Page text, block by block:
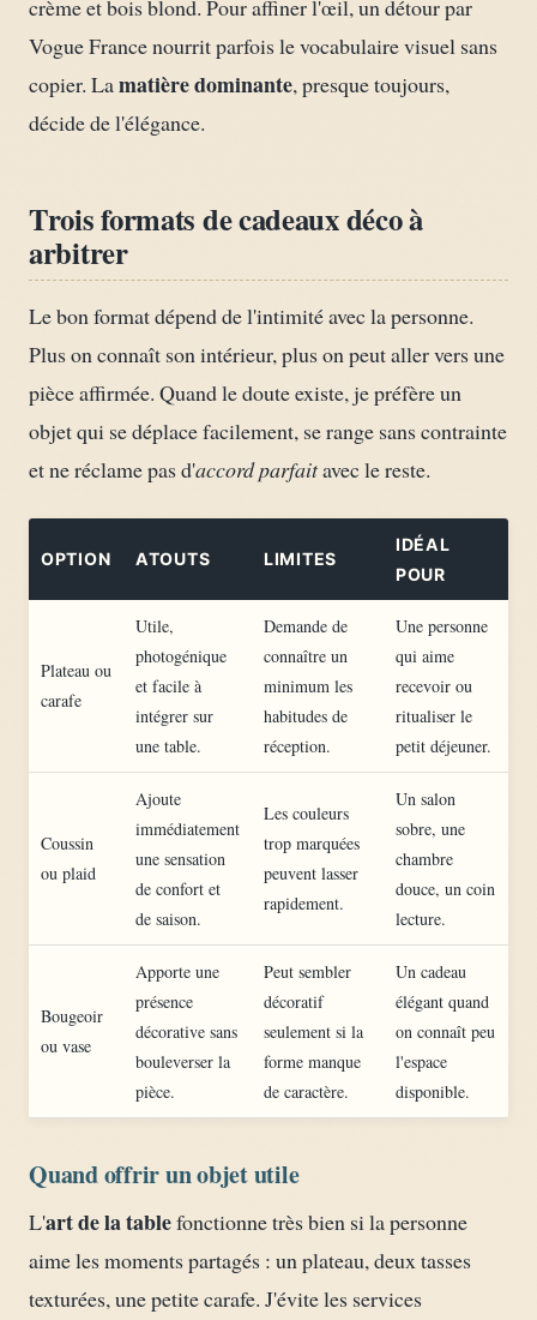
crème et bois blond. Pour affiner l'œil, un détour par
Vogue France nourrit parfois le vocabulaire visuel sans
copier. Lamatière dominante, presque toujours,
décide de l'élégance.
Trois formats de cadeaux déco à
arbitrer
Le bon format dépend de l'intimité avec la personne.
Plus on connaît son intérieur, plus on peut aller vers une
pièce affirmée. Quand le doute existe, je préfère un
objet qui se déplace facilement, se range sans contrainte
et ne réclame pas d'accord parfaitavec le reste.
OPTION ATOUTS LIMITES
IDÉAL
POUR
Plateau ou
carafe
Utile,
photogénique
et facile à
intégrer sur
une table.
Demande de
connaître un
minimum les
habitudes de
réception.
Une personne
qui aime
recevoir ou
ritualiser le
petit déjeuner.
Coussin
ou plaid
Ajoute
immédiatement
une sensation
de confort et
de saison.
Les couleurs
trop marquées
peuvent lasser
rapidement.
Un salon
sobre, une
chambre
douce, un coin
lecture.
Bougeoir
ou vase
Apporte une
présence
décorative sans
bouleverser la
pièce.
Peut sembler
décoratif
seulement si la
forme manque
de caractère.
Un cadeau
élégant quand
on connaît peu
l'espace
disponible.
Quand offrir un objet utile
L'art de la tablefonctionne très bien si la personne
aime les moments partagés : un plateau, deux tasses
texturées, une petite carafe. J'évite les services